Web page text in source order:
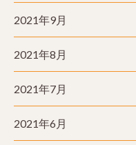
2021年9月
2021年8月
2021年7月
2021年6月